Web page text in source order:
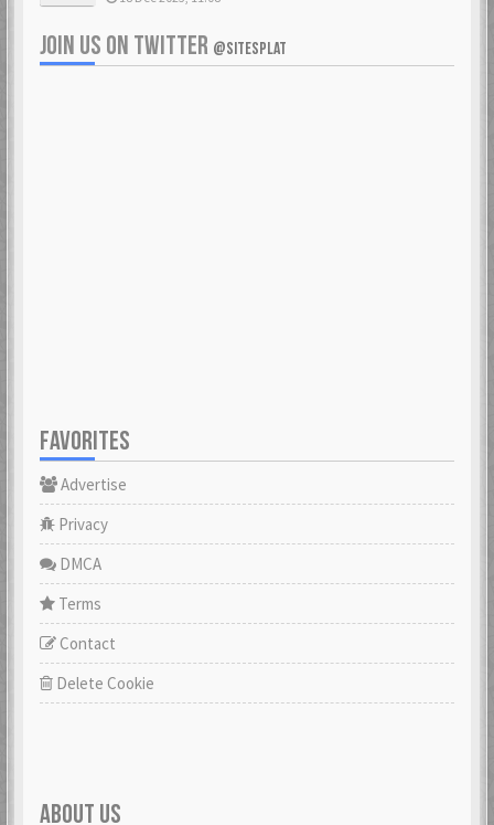
JOIN US ON TWITTER @SITESPLAT
FAVORITES
Advertise
Privacy
DMCA
Terms
Contact
Delete Cookie
ABOUT US